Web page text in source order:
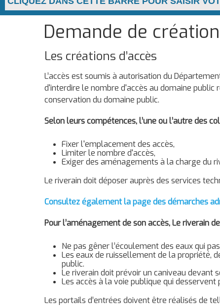
Demande de
Les créations d’accès
L’accès est soumis à autorisation du
d'interdire le nombre d'accès au domaine
conservation du domaine public.
Selon leurs compétences, l’une ou l’autre des
Fixer l'emplacement des accès,
Limiter le nombre d'accès,
Exiger des aménagements à la charge du
Le riverain doit déposer auprès des services
Consultez également la page des démarches
Pour l’aménagement de son accès, Le riverain
Ne pas gêner l’écoulement des eaux qui
Les eaux de ruissellement de la propriété,
public.
Le riverain doit prévoir un caniveau devant
Les accès à la voie publique qui
Les portails d’entrées doivent être réalisés de